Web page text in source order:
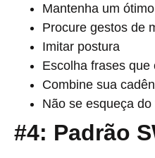
Mantenha um
Procure gestos de
Imitar postura
Escolha frases
Combine sua
Não se esqueça do
#4: Padrão